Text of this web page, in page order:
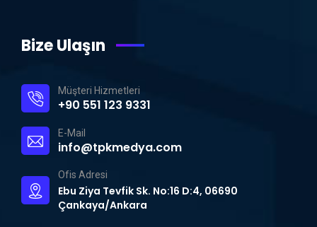
Bize Ulaşın
Müşteri Hizmetleri
+90 551 123 9331
E-Mail
info@tpkmedya.com
Ofis Adresi
Ebu Ziya Tevfik Sk. No:16 D:4, 06690
Çankaya/Ankara